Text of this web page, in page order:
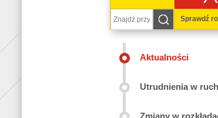
Aktualności
Utrudnienia w
Sprawdź